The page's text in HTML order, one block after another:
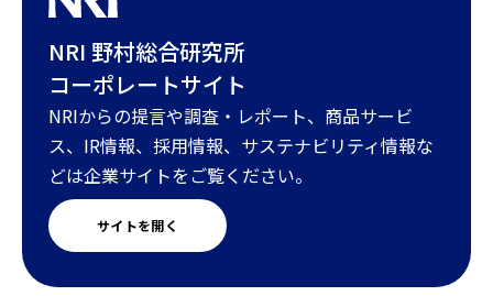
NRI 野村総合研究所
コーポレートサイト
NRIからの提言や調査・レポート、商品サービ
ス、IR情報、採用情報、サステナビリティ情報な
どは企業サイトをご覧ください。
サイトを開く